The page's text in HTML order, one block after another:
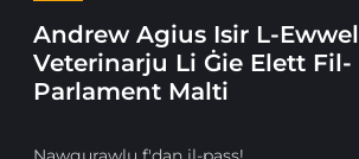
Andrew Agius Isir L-Ewwel
Veterinarju Li Ġie Elett Fil-
Parlament Malti